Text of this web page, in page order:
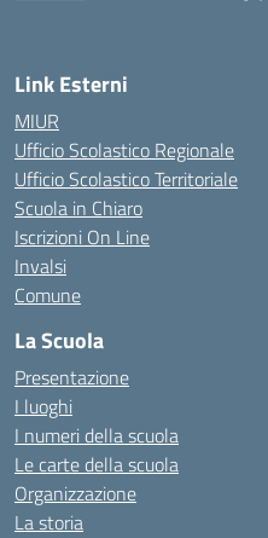
Link Esterni
MIUR
Ufficio Scolastico Regionale
Ufficio Scolastico Territoriale
Scuola in Chiaro
Iscrizioni On Line
Invalsi
Comune
La Scuola
Presentazione
I luoghi
I numeri della scuola
Le carte della scuola
Organizzazione
La storia